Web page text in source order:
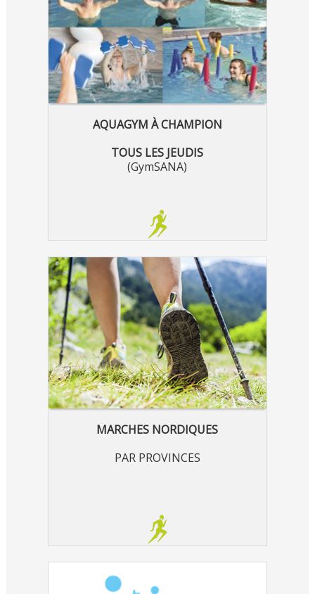
AQUAGYM À CHAMPION
TOUS LES JEUDIS
(GymSANA)
MARCHES NORDIQUES
PAR PROVINCES